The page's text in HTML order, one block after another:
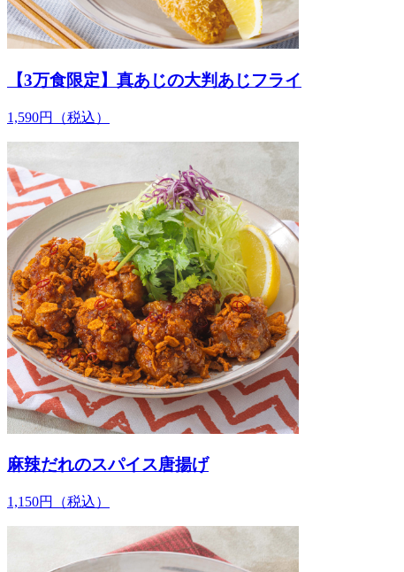
【3万食限定】真あじの大判あじフライ
1,590円 （税込）
麻辣だれのスパイス唐揚げ
1,150円 （税込）